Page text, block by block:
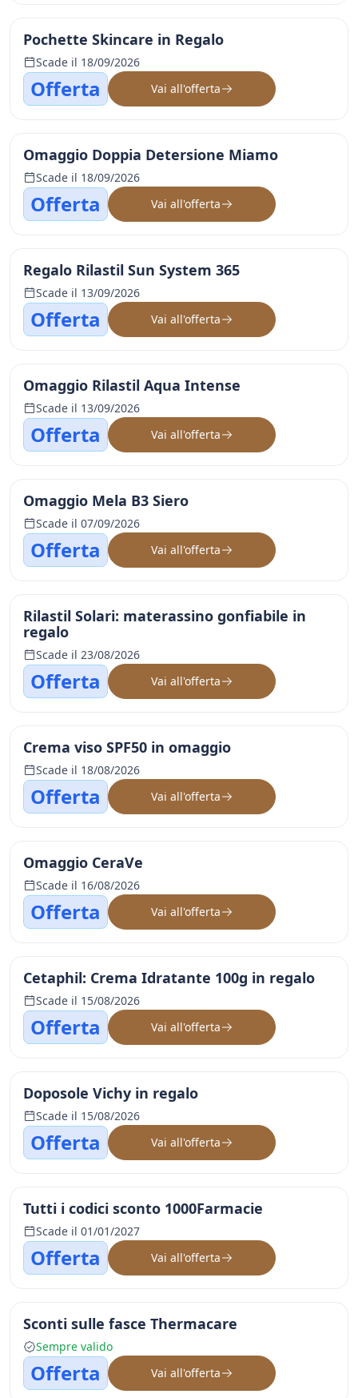
Pochette Skincare in Regalo
Scade il 18/09/2026
Offerta Vai all'offerta
Omaggio Doppia Detersione Miamo
Scade il 18/09/2026
Offerta Vai all'offerta
Regalo Rilastil Sun System 365
Scade il 13/09/2026
Offerta Vai all'offerta
Omaggio Rilastil Aqua Intense
Scade il 13/09/2026
Offerta Vai all'offerta
Omaggio Mela B3 Siero
Scade il 07/09/2026
Offerta Vai all'offerta
Rilastil Solari: materassino gonfiabile in
regalo
Scade il 23/08/2026
Offerta Vai all'offerta
Crema viso SPF50 in omaggio
Scade il 18/08/2026
Offerta Vai all'offerta
Omaggio CeraVe
Scade il 16/08/2026
Offerta Vai all'offerta
Cetaphil: Crema Idratante 100g in regalo
Scade il 15/08/2026
Offerta Vai all'offerta
Doposole Vichy in regalo
Scade il 15/08/2026
Offerta Vai all'offerta
Tutti i codici sconto 1000Farmacie
Scade il 01/01/2027
Offerta Vai all'offerta
Sconti sulle fasce Thermacare
Sempre valido
Offerta Vai all'offerta